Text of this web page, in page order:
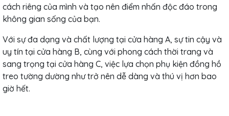
cách riêng của mình và tạo nên điểm nhấn độc đáo trong
không gian sống của bạn.
Với sự đa dạng và chất lượng tại cửa hàng A, sự tin cậy và
uy tín tại cửa hàng B, cùng với phong cách thời trang và
sang trọng tại cửa hàng C, việc lựa chọn phụ kiện đồng hồ
treo tường dường như trở nên dễ dàng và thú vị hơn bao
giờ hết.